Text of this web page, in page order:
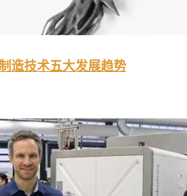
造技术五大发展趋势